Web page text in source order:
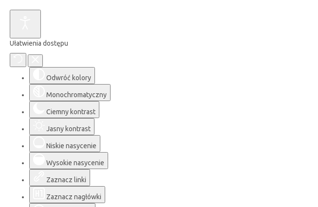
Ułatwienia dostępu
Odwróć kolory
Monochromatyczny
Ciemny kontrast
Jasny kontrast
Niskie nasycenie
Wysokie nasycenie
Zaznacz linki
Zaznacz nagłówki